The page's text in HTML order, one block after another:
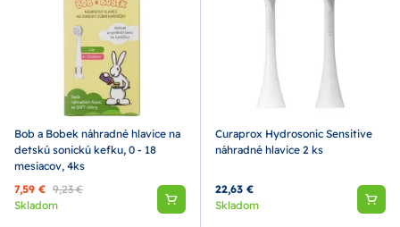
Bob a Bobek náhradné hlavice na
detskú sonickú kefku, 0 - 18
mesiacov, 4ks
7,59 € 9,23 €
Skladom
Curaprox Hydrosonic Sensitive
náhradné hlavice 2 ks
22,63 €
Skladom